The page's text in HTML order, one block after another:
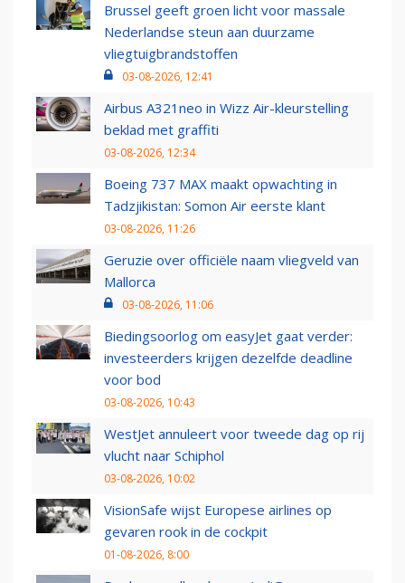
Brussel geeft groen licht voor massale
Nederlandse steun aan duurzame
vliegtuigbrandstoffen
03-08-2026, 12:41
Airbus A321neo in Wizz Air-kleurstelling
beklad met graffiti
03-08-2026, 12:34
Boeing 737 MAX maakt opwachting in
Tadzjikistan: Somon Air eerste klant
03-08-2026, 11:26
Geruzie over officiële naam vliegveld van
Mallorca
03-08-2026, 11:06
Biedingsoorlog om easyJet gaat verder:
investeerders krijgen dezelfde deadline
voor bod
03-08-2026, 10:43
WestJet annuleert voor tweede dag op rij
vlucht naar Schiphol
03-08-2026, 10:02
VisionSafe wijst Europese airlines op
gevaren rook in de cockpit
01-08-2026, 8:00